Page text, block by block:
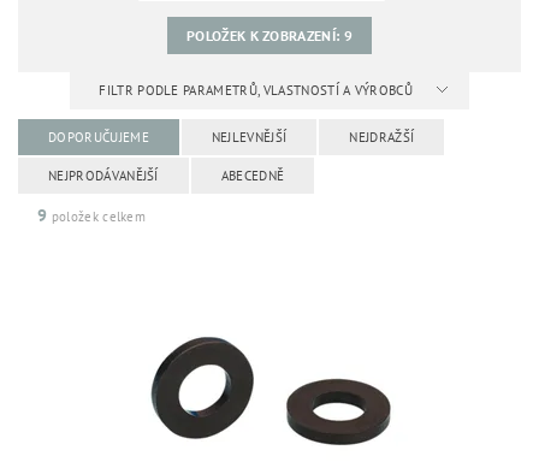
POLOŽEK K ZOBRAZENÍ: 9
FILTR PODLE PARAMETRŮ, VLASTNOSTÍ A VÝROBCŮ
DOPORUČUJEME NEJLEVNĚJŠÍ NEJDRAŽŠÍ
NEJPRODÁVANĚJŠÍ ABECEDNĚ
9 položek celkem